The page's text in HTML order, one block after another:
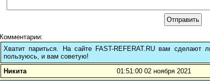
Комментарии:
Хватит париться. На сайте FAST-REFERAT.RU вам
пользуюсь, и вам советую!
Никита
01:51:00 02 ноября 2021